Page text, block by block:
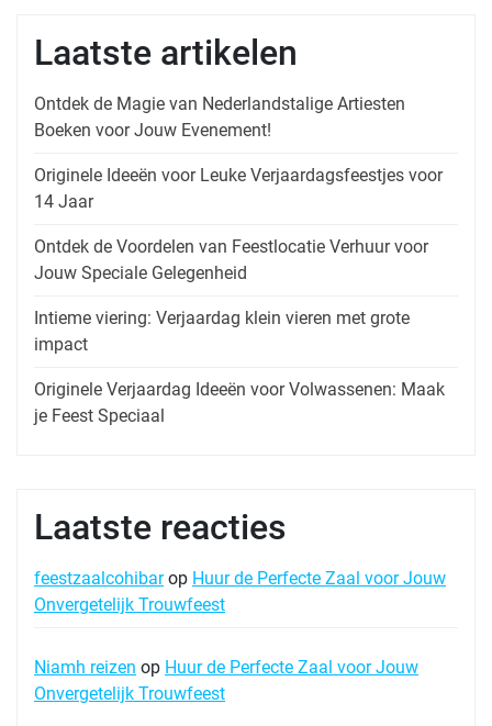
Laatste artikelen
Ontdek de Magie van Nederlandstalige Artiesten
Boeken voor Jouw Evenement!
Originele Ideeën voor Leuke Verjaardagsfeestjes voor
14 Jaar
Ontdek de Voordelen van Feestlocatie Verhuur voor
Jouw Speciale Gelegenheid
Intieme viering: Verjaardag klein vieren met grote
impact
Originele Verjaardag Ideeën voor Volwassenen: Maak
je Feest Speciaal
Laatste reacties
feestzaalcohibarop Huur de Perfecte Zaal voor Jouw
Onvergetelijk Trouwfeest
Niamh reizen op Huur de Perfecte Zaal voor Jouw
Onvergetelijk Trouwfeest